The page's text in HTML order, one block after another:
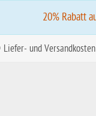
20% Rabatt
Liefer- und Versandkosten